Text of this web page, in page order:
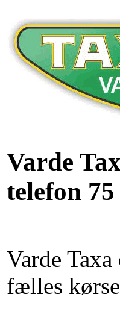
Varde
telefon 75
Varde
fælles